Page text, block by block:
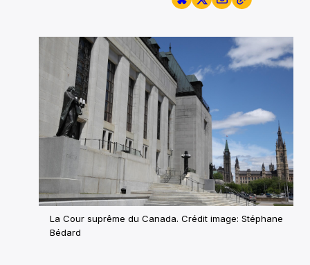
La Cour suprême du Canada. Crédit image: Stéphane
Bédard